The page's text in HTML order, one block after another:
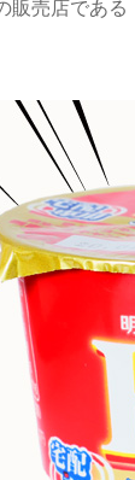
販売店である